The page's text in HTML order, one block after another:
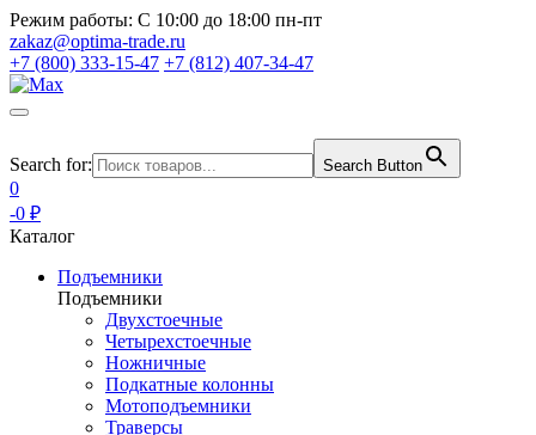
Режим работы: С 10:00 до 18:00 пн-пт
zakaz@optima-trade.ru
+7 (800) 333-15-47 +7 (812) 407-34-47
Search for: Search Button
0
-0 ₽
Каталог
Подъемники
Подъемники
Двухстоечные
Четырехстоечные
Ножничные
Подкатные колонны
Мотоподъемники
Траверсы